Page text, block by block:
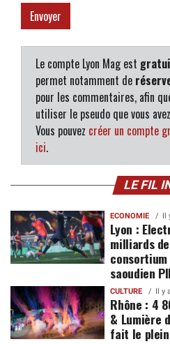
Le compte Lyon Mag est
permet notamment de
pour les commentaires, afin
utiliser le pseudo que vous
Vous pouvez créer un compte
ici.
LE FIL
ECONOMIE Il
Lyon :
milliards
saoudien
CULTURE Il y
Rhône : 4
& Lumière
fait le